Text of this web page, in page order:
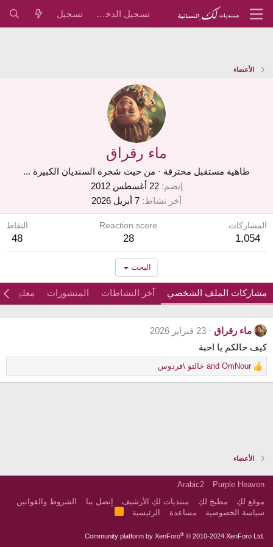
تسجيل الدخول تسجيل
الأعضاء
ماء رقراق
طاهية مستقبل محترفة · من حيث شجرة السنديان الكبيرة ...
إنضم
22 أغسطس 2012
آخر نشاط 7 أبريل 2026
المشاركات
1,054
Reaction score
28
النقاط
48
البحث
مشاركات الملف الشخصي آخر النشاطات المنشورات معلومات
ماء رقراق
23 فبراير 2026
كيف حالكم يا احبة
R
e
s
OmNour خالتو \فردوس
الأعضاء
Purple Heaven
Arabic2
موقع لكِ
مطبخ لكِ منتديات لكِ الأرشيف إتصل بنا
الشروط والقوانين
سياسة الخصوصية
مساعدة الرئيسية
Community platform by XenForo® © 2010-2024 XenForo Ltd.